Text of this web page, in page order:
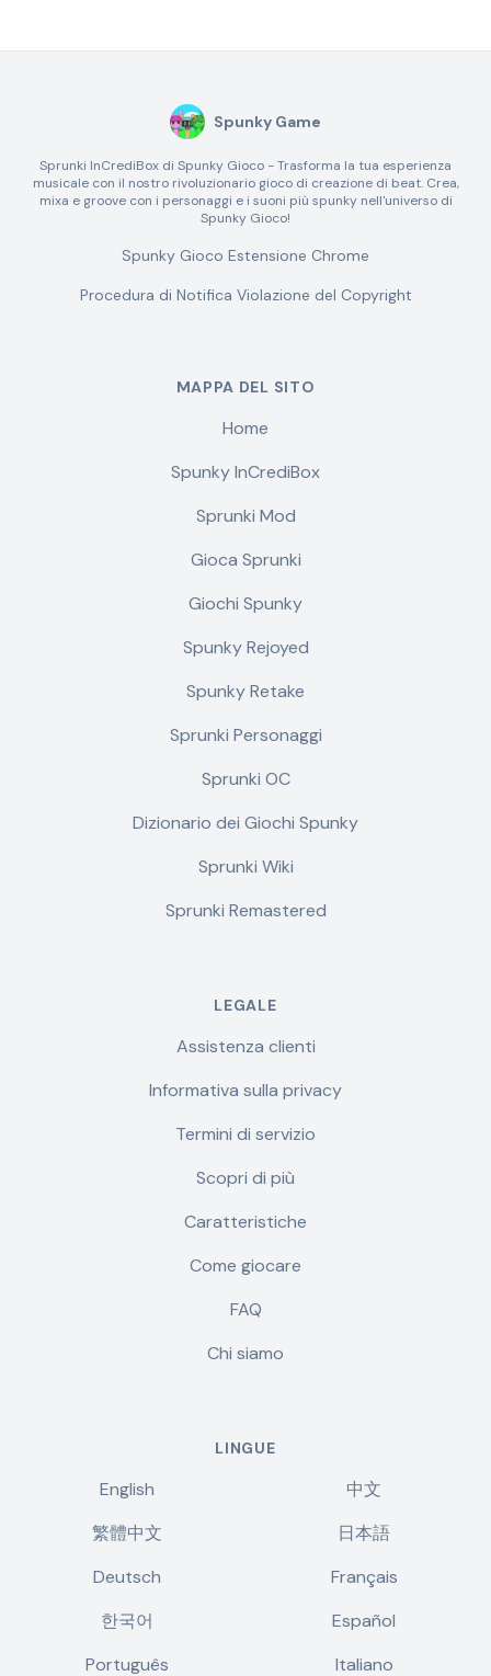
Spunky Game
Sprunki InCrediBox di Spunky Gioco - Trasforma la tua esperienza
musicale con il nostro rivoluzionario gioco di creazione di beat. Crea,
mixa e groove con i personaggi e i suoni più spunky nell'universo di
Spunky Gioco!
Spunky Gioco Estensione Chrome
Procedura di Notifica Violazione del Copyright
MAPPA DEL SITO
Home
Spunky InCrediBox
Sprunki Mod
Gioca Sprunki
Giochi Spunky
Spunky Rejoyed
Spunky Retake
Sprunki Personaggi
Sprunki OC
Dizionario dei Giochi Spunky
Sprunki Wiki
Sprunki Remastered
LEGALE
Assistenza clienti
Informativa sulla privacy
Termini di servizio
Scopri di più
Caratteristiche
Come giocare
FAQ
Chi siamo
LINGUE
English
中文
繁體中文
日本語
Deutsch
Français
한국어
Español
Português
Italiano